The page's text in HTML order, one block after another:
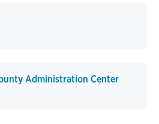
Administration Center